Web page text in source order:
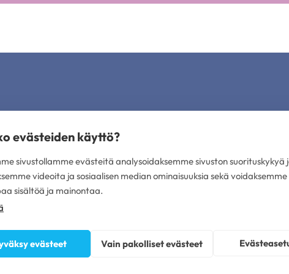
ja psykoterapeutit Helsinki
ja psykoterapeutit Oulu
ja psykoterapeutit Tampere
ja psykoterapeutit Turku
Tunne
Avoimet työpaikat
Omavalvonta
Saavutettavuusseloste
evästeiden käyttö?
sivustollamme evästeitä analysoidaksemme sivuston suorituskykyä
videoita ja sosiaalisen median ominaisuuksia sekä
sisältöä ja mainontaa.
evästeet Vain pakolliset evästeet